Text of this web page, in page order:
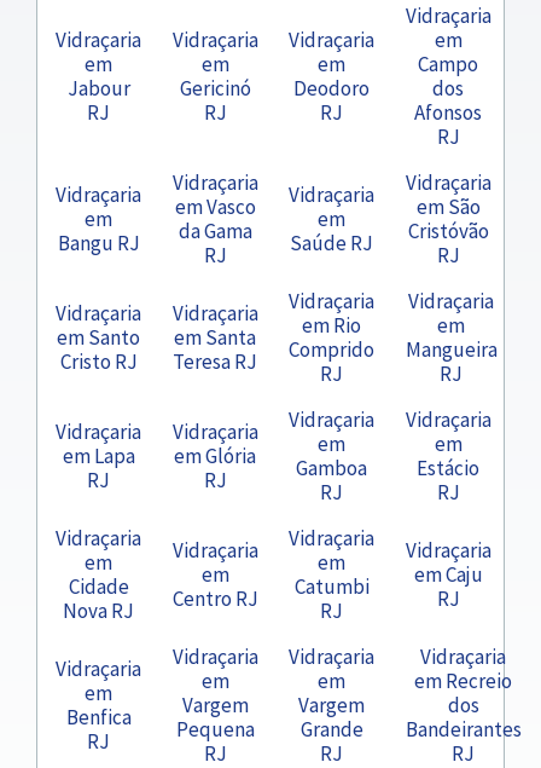
Vidraçaria
em
Jabour
RJ
Vidraçaria
em
Gericinó
RJ
Vidraçaria
em
Deodoro
RJ
Vidraçaria
em
Campo
dos
Afonsos
RJ
Vidraçaria
em
Bangu RJ
Vidraçaria
em Vasco
da Gama
RJ
Vidraçaria
em
Saúde RJ
Vidraçaria
em São
Cristóvão
RJ
Vidraçaria
em Santo
Cristo RJ
Vidraçaria
em Santa
Teresa RJ
Vidraçaria
em Rio
Comprido
RJ
Vidraçaria
em
Mangueira
RJ
Vidraçaria
em Lapa
RJ
Vidraçaria
em Glória
RJ
Vidraçaria
em
Gamboa
RJ
Vidraçaria
em
Estácio
RJ
Vidraçaria
em
Cidade
Nova RJ
Vidraçaria
em
Centro RJ
Vidraçaria
em
Catumbi
RJ
Vidraçaria
em Caju
RJ
Vidraçaria
em
Benfica
RJ
Vidraçaria
em
Vargem
Pequena
RJ
Vidraçaria
em
Vargem
Grande
RJ
Vidraçaria
em Recreio
dos
Bandeirantes
RJ